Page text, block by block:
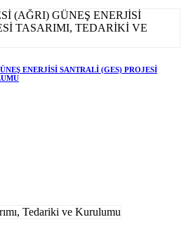
ENERJİSİ SANTRALİ (GES) PROJESİ